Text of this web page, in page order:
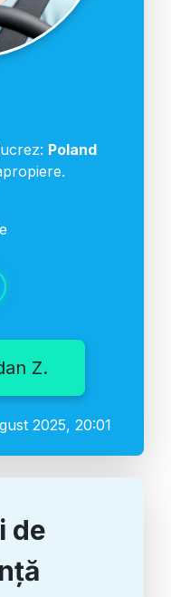
Poland
Z.
2025, 20:01
de